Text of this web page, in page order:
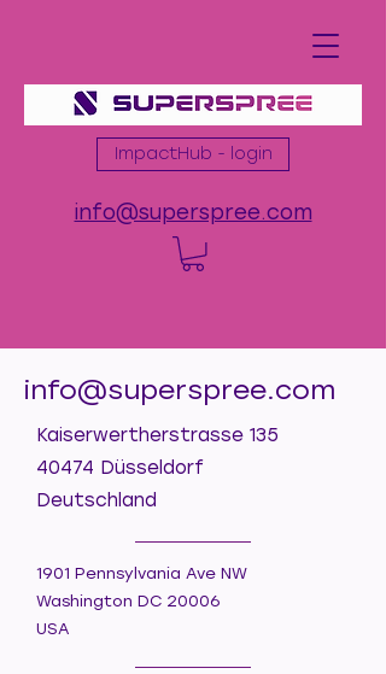
ImpactHub - login
info@superspree.com
info@superspree.com
Kaiserwertherstrasse 135
40474 Düsseldorf
Deutschland
1901 Pennsylvania Ave NW
Washington DC 20006
USA